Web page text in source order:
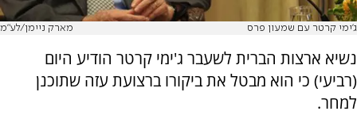
ג'ימי קרטר עם שמעון פרס מארק ניימן/לע"מ
נשיא ארצות הברית לשעבר ג'ימי קרטר הודיע היום
(רביעי) כי הוא מבטל את ביקורו ברצועת עזה שתוכנן
למחר.